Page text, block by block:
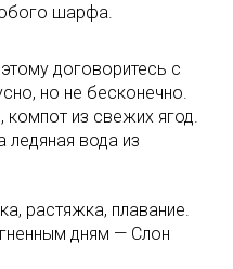
шарфа.
договоритесь с
но не бесконечно.
из свежих ягод.
ледяная вода из
растяжка, плавание.
дням — Слон